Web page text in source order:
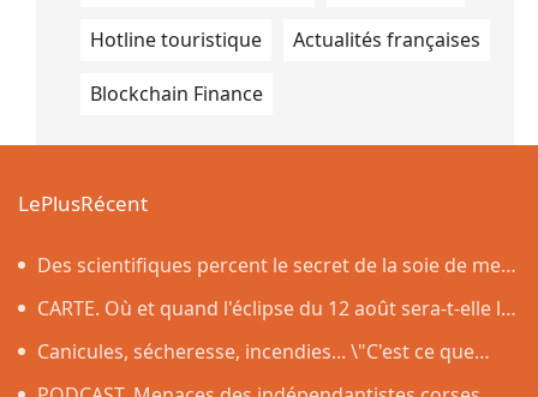
Hotline touristique Actualités françaises
Blockchain Finance
LePlusRécent
Des scientifiques percent le secret de la soie de mer,
le tissu qui a inspiré la légende de la toison d'or
CARTE. Où et quand l'éclipse du 12 août sera-t-elle la
plus impressionnante dans l'Hexagone ?
Canicules, sécheresse, incendies... \"C'est ce que